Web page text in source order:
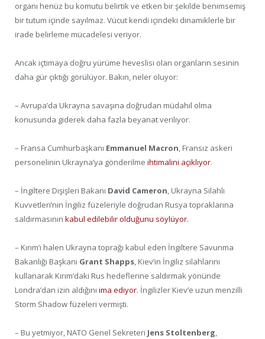
organı henüz bu komutu belirtik ve etken bir şekilde benimsemiş
bir tutum içinde sayılmaz. Vücut kendi içindeki dinamiklerle bir
irade belirleme mücadelesi veriyor.
Ancak içtimaya doğru yürüme heveslisi olan organların sesinin
daha gür çıktığı görülüyor. Bakın, neler oluyor:
– Avrupa’da Ukrayna savaşına doğrudan müdahil olma
konusunda giderek daha fazla beyanat veriliyor.
– Fransa Cumhurbaşkanı Emmanuel Macron, Fransız askeri
personelinin Ukrayna’ya gönderilme ihtimalini açıklıyor.
– İngiltere Dışişleri Bakanı David Cameron, Ukrayna Silahlı
Kuvvetleri’nin İngiliz füzeleriyle doğrudan Rusya topraklarına
saldırmasının kabul edilebilir olduğunu söylüyor.
– Kırım’ı halen Ukrayna toprağı kabul eden İngiltere Savunma
Bakanlığı Başkanı Grant Shapps, Kiev’in İngiliz silahlarını
kullanarak Kırım’daki Rus hedeflerine saldırmak yönünde
Londra’dan izin aldığını ima ediyor. İngilizler Kiev’e uzun menzilli
Storm Shadow füzeleri vermişti.
– Bu yetmiyor, NATO Genel Sekreteri Jens Stoltenberg,